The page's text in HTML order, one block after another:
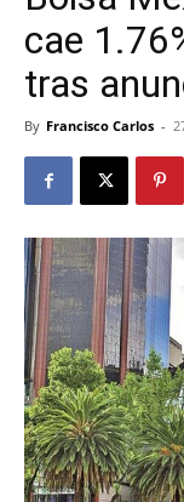
cae
tras
By Francisco Carlos -